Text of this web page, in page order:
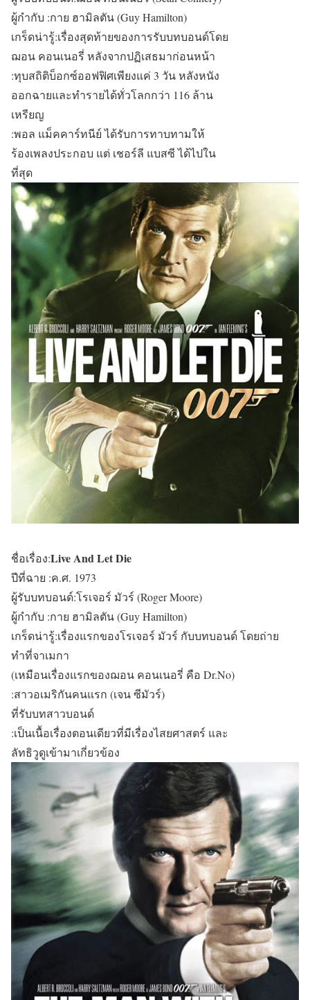
ผู้กำกับ :กาย ฮามิลตัน (Guy Hamilton)
เกร็ดน่ารู้:เรื่องสุดท้ายของการรับบทบอนด์โดย
ฌอน คอนเนอรี่ หลังจากปฏิเสธมาก่อนหน้า
:ทุบสถิติบ็อกซ์ออฟฟิศเพียงแค่ 3 วัน หลังหนัง
ออกฉายและทำรายได้ทั่วโลกกว่า 116 ล้าน
เหรียญ
:พอล แม็คคาร์ทนีย์ ได้รับการทาบทามให้
ร้องเพลงประกอบ แต่ เชอร์ลี แบสซี ได้ไปใน
ที่สุด
ชื่อเรื่อง:Live And Let Die
ปีที่ฉาย :ค.ศ. 1973
ผู้รับบทบอนด์:โรเจอร์ มัวร์ (Roger Moore)
ผู้กำกับ :กาย ฮามิลตัน (Guy Hamilton)
เกร็ดน่ารู้:เรื่องแรกของโรเจอร์ มัวร์ กับบทบอนด์ โดยถ่าย
ทำที่จาเมกา
(เหมือนเรื่องแรกของฌอน คอนเนอรี่ คือ Dr.No)
:สาวอเมริกันคนแรก (เจน ซีมัวร์)
ที่รับบทสาวบอนด์
:เป็นเนื้อเรื่องตอนเดียวที่มีเรื่องไสยศาสตร์ และ
ลัทธิวูดูเข้ามาเกี่ยวข้อง